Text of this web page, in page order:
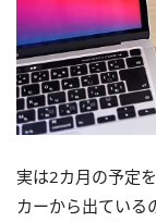
実は2カ月の予定
カーから出ている